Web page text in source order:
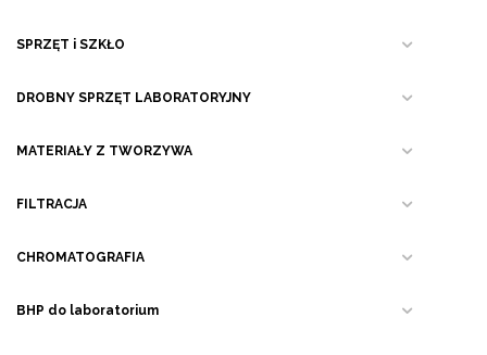
SPRZĘT i SZKŁO
DROBNY SPRZĘT LABORATORYJNY
MATERIAŁY Z TWORZYWA
FILTRACJA
CHROMATOGRAFIA
BHP do laboratorium